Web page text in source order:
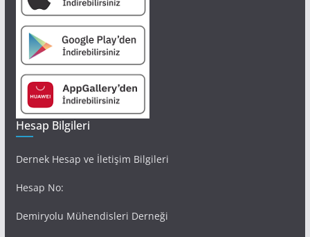
Hesap Bilgileri
Dernek Hesap ve İletişim Bilgileri
Hesap No:
Demiryolu Mühendisleri Derneği